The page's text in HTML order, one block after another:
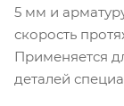
5 мм и
скорость
Применяется
деталей